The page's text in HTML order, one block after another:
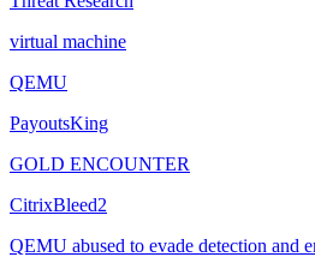
virtual machine
QEMU
PayoutsKing
GOLD ENCOUNTER
CitrixBleed2
QEMU abused to evade detection and